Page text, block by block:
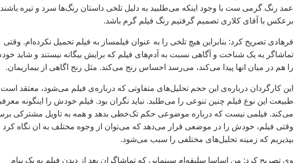
عمد رنگ گرمی ست با وجود اينکه می‌طلبيد به دليل تلخی داستان رنگ‌ها سرد و تيره
برعکس با آقای کلاری تصميم گرفتيم رنگ فيلم گرم باشد.
فرهادی تصريح کرد: بنابراين هيچ تلخی را به عنوان فيلمساز به فيلم تحميل نکرده‌ام. وقتی
تماشاگر به يک شناخت و آگاهی نسبت به آدم‌های فيلم که برايش بيگانه نيستند و شايد
را هم در ميان انها پيدا می‌کند، می‌رسد احساس رنج می‌کند. مثل رنج اگاهی از بيماريمان.
اين کارگردان درباره‌ی اين حجم تحليل‌های متفاوتی که درباره‌ی فيلم می‌شود، معتقد
طبيعت اين نوع فيلم چنين تنوعی را می‌طلبد. نبايد نگران بود. فيلم خودش را اينگونه
می‌کند. فيلمی نيست که درباره موضوعی حکم تک‌خطی بدهد و همه به تاويل مشترکی
وقتی فيلم، خودش را در موضعی قرار می‌دهد که می‌توان از وجوه مختلف به ان نگاه کرد
بپذيريم که زمينه تحليل‌های مختلفی را سبب می‌شود.
وی تصريح کرد: من اساسا سليقه‌ام سينمايی که تماشاگران بعد از ديدن فيلم به يک پيام